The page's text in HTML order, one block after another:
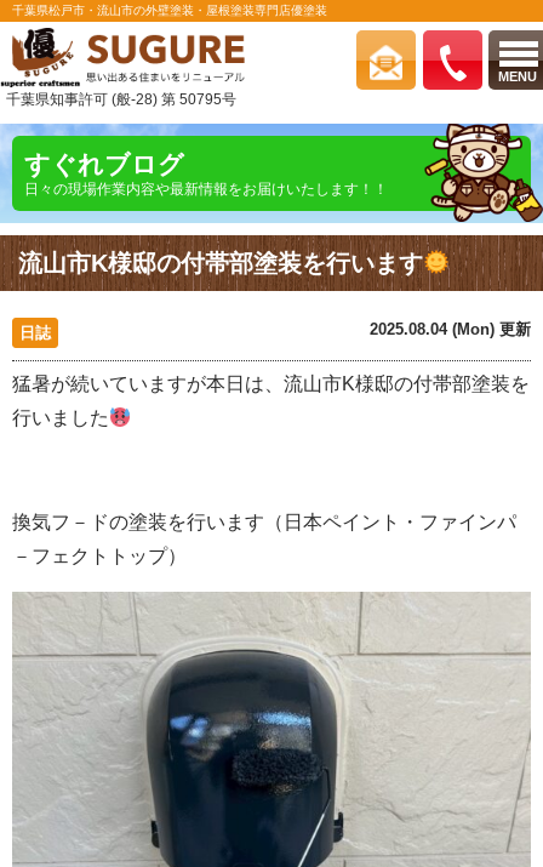
MENU
千葉県松戸市・流山市の外壁塗装・屋根塗装専門店優塗装
千葉県知事許可 (般-28) 第 50795号
すぐれブログ
日々の現場作業内容や最新情報をお届けいたします！！
流山市K様邸の付帯部塗装を行います
日誌 2025.08.04 (Mon) 更新
猛暑が続いていますが本日は、流山市K様邸の付帯部塗装を
行いました
換気フ－ドの塗装を行います（日本ペイント・ファインパ
－フェクトトップ）